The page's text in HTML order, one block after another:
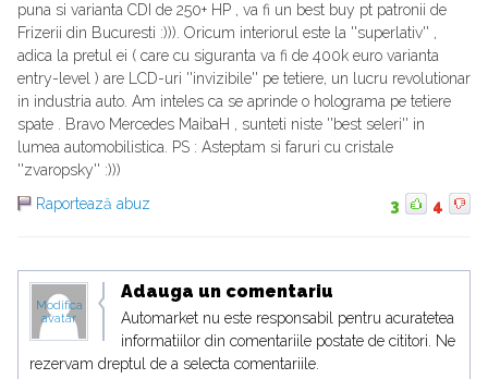
puna si varianta CDI de 250+ HP , va fi un best buy pt patronii de
Frizerii din Bucuresti :))). Oricum interiorul este la ''superlativ'' ,
adica la pretul ei ( care cu siguranta va fi de 400k euro varianta
entry-level ) are LCD-uri ''invizibile'' pe tetiere, un lucru revolutionar
in industria auto. Am inteles ca se aprinde o holograma pe tetiere
spate . Bravo Mercedes MaibaH , sunteti niste ''best seleri'' in
lumea automobilistica. PS : Asteptam si faruri cu cristale
''zvaropsky'' :)))
Raportează abuz
3 4
Modifica
avatar
Adauga un comentariu
Automarket nu este responsabil pentru acuratetea
informatiilor din comentariile postate de cititori. Ne
rezervam dreptul de a selecta comentariile.